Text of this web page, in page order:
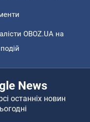
OBOZ.UA на
News
останніх новин